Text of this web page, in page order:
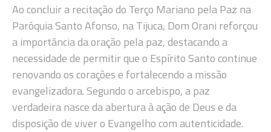
Ao concluir a recitação do Terço Mariano pela Paz na
Paróquia Santo Afonso, na Tijuca, Dom Orani reforçou
a importância da oração pela paz, destacando a
necessidade de permitir que o Espírito Santo continue
renovando os corações e fortalecendo a missão
evangelizadora. Segundo o arcebispo, a paz
verdadeira nasce da abertura à ação de Deus e da
disposição de viver o Evangelho com autenticidade.